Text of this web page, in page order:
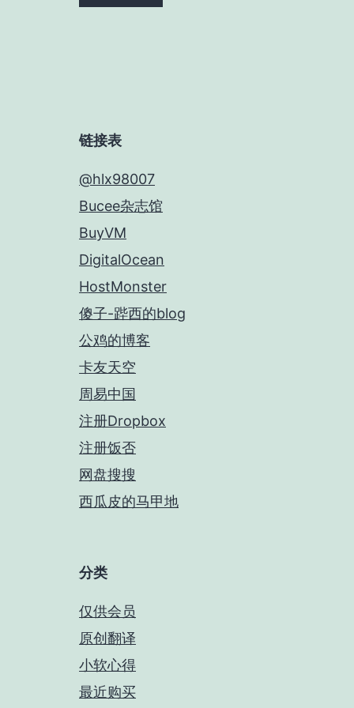
链接表
@hlx98007
Bucee杂志馆
BuyVM
DigitalOcean
HostMonster
傻子-跸西的blog
公鸡的博客
卡友天空
周易中国
注册Dropbox
注册饭否
网盘搜搜
西瓜皮的马甲地
分类
仅供会员
原创翻译
小软心得
最近购买